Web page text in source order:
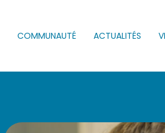
COMMUNAUTÉ ACTUALITÉS